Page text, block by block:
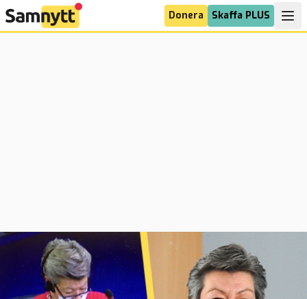
Donera Skaffa PLUS